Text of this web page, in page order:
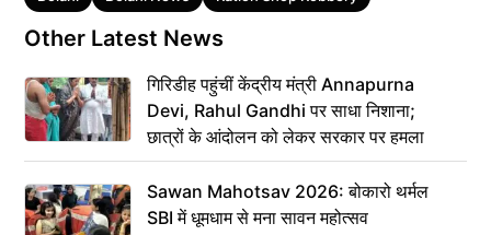
Other Latest News
गिरिडीह पहुंचीं केंद्रीय मंत्री Annapurna
Devi, Rahul Gandhi पर साधा निशाना;
छात्रों के आंदोलन को लेकर सरकार पर हमला
Sawan Mahotsav 2026: बोकारो थर्मल
SBI में धूमधाम से मना सावन महोत्सव